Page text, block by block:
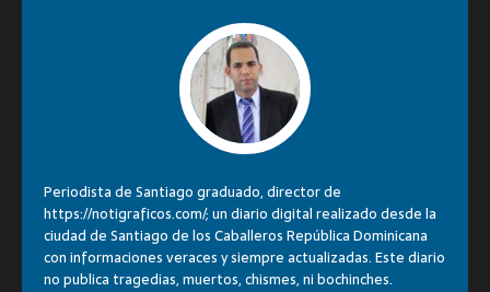
Periodista de Santiago graduado, director de
https://notigraficos.com/; un diario digital realizado desde la
ciudad de Santiago de los Caballeros República Dominicana
con informaciones veraces y siempre actualizadas. Este diario
no publica tragedias, muertos, chismes, ni bochinches.